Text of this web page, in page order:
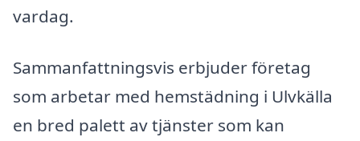
vardag.
Sammanfattningsvis erbjuder företag
som arbetar med hemstädning i Ulvkälla
en bred palett av tjänster som kan